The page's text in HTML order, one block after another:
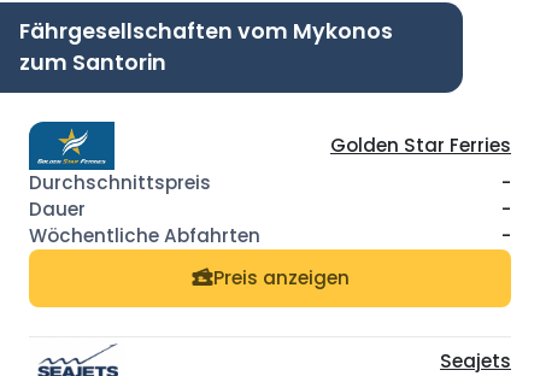
Fährgesellschaften vom Mykonos
zum Santorin
Golden Star Ferries
-
-
-
Preis anzeigen
Seajets